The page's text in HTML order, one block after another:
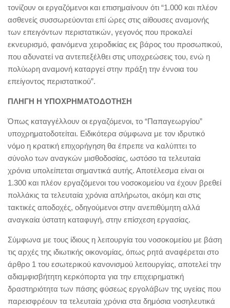
τονίζουν οι εργαζόμενοι και επισημαίνουν ότι “1.000 και πλέον
ασθενείς συσσωρεύονται επί ώρες στις αίθουσες αναμονής
των επειγόντων περιστατικών, γεγονός που προκαλεί
εκνευρισμό, φαινόμενα χειροδικίας εις βάρος του προσωπικού,
που αδυνατεί να αντεπεξέλθει στις υποχρεώσεις του, ενώ η
πολύωρη αναμονή καταργεί στην πράξη την έννοια του
επείγοντος περιστατικού”.
ΠΛΗΓΗ Η ΥΠΟΧΡΗΜΑΤΟΔΟΤΗΣΗ
Όπως καταγγέλλουν οι εργαζόμενοι, το “Παπαγεωργίου”
υποχρηματοδοτείται. Ειδικότερα σύμφωνα με τον ιδρυτικό
νόμο η κρατική επιχορήγηση θα έπρεπε να καλύπτει το
σύνολο των αναγκών μισθοδοσίας, ωστόσο τα τελευταία
χρόνια υπολείπεται σημαντικά αυτής. Αποτέλεσμα είναι οι
1.300 και πλέον εργαζόμενοι του νοσοκομείου να έχουν βρεθεί
πολλάκις τα τελευταία χρόνια απλήρωτοι, ακόμη και στις
τακτικές αποδοχές, οδηγούμενοι στην ανεπιθύμητη αλλά
αναγκαία ύστατη καταφυγή, στην επίσχεση εργασίας.
Σύμφωνα με τους ίδιους η λειτουργία του νοσοκομείου με βάση
τις αρχές της ιδιωτικής οικονομίας, όπως ρητά αναφέρεται στο
άρθρο 1 του εσωτερικού κανονισμού λειτουργίας, αποτελεί την
αδιαμφισβήτητη κερκόπορτα για την επιχειρηματική
δραστηριότητα των πάσης φύσεως εργολάβων της υγείας που
παρεισφρέουν τα τελευταία χρόνια στα δημόσια νοσηλευτικά